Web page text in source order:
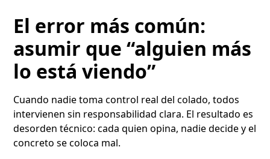
El error más común:
asumir que “alguien más
lo está viendo”
Cuando nadie toma control real del colado, todos
intervienen sin responsabilidad clara. El resultado es
desorden técnico: cada quien opina, nadie decide y el
concreto se coloca mal.